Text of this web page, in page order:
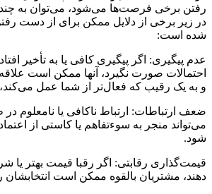
رفتن برخی فرصت‌ها می‌شود، می‌توان به
در زیر برخی از دلایل ممکن برای از دست
شده است:
عدم پیگیری: اگر پیگیری کافی یا به تأخیر
احتمالات صورت نگیرد، آنها ممکن است
و به یک رقیب که فعال‌تر از شما عمل
ضعف ارتباطات: ارتباط ناکافی یا نامعلوم
می‌تواند منجر به سوءتفاهم یا کاستی از
شود.
قیمت‌گذاری رقابتی: اگر رقبا قیمت بهتر یا
دهند، مشتریان بالقوه ممکن است انتخابشان